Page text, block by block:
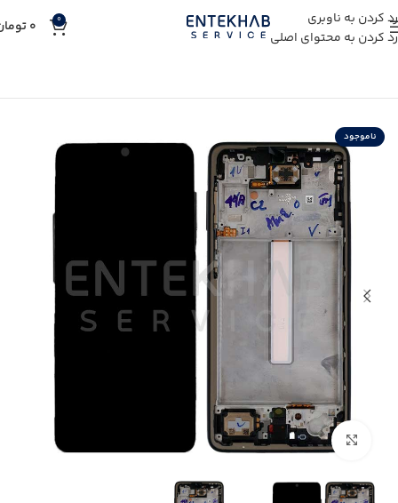
رد کردن به ناوبری
رد کردن به محتوای اصلی
0
0
ناموجود
بزرگنمایی تصویر